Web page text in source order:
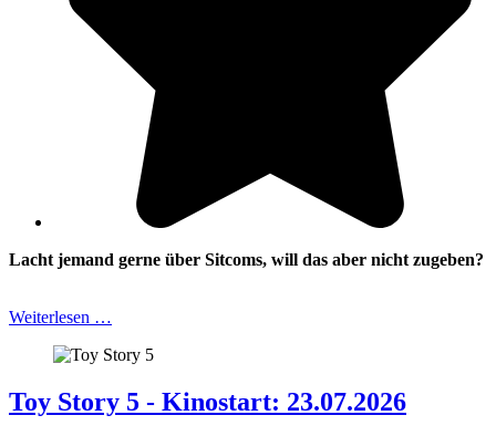
Lacht jemand gerne über Sitcoms, will das aber nicht zugeben?
Weiterlesen …
Toy Story 5 - Kinostart: 23.07.2026